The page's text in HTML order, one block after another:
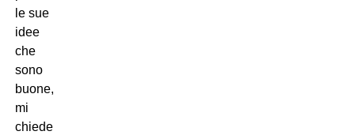
le sue
idee
che
sono
buone,
mi
chiede